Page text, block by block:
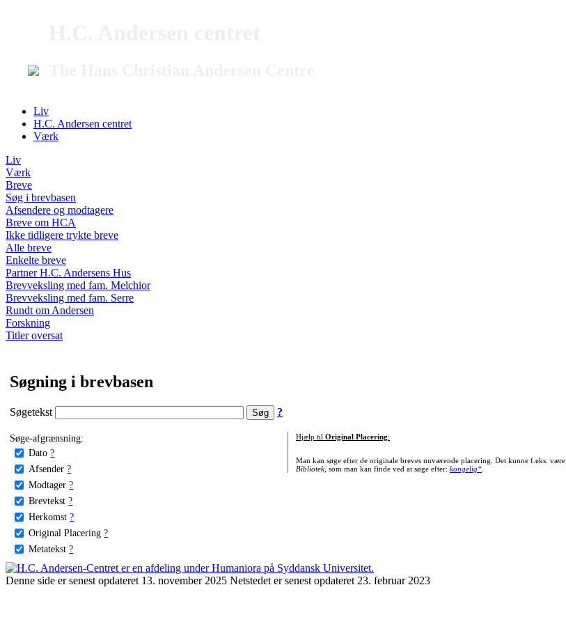
Liv
H.C. Andersen centret
Værk
Liv
Værk
Breve
Søg i brevbasen
Afsendere og modtagere
Breve om HCA
Ikke tidligere trykte breve
Alle breve
Enkelte breve
Partner H.C. Andersens Hus
Brevveksling med fam. Melchior
Brevveksling med fam. Serre
Rundt om Andersen
Forskning
Titler oversat
Søgning i brevbasen
Søgetekst ?
Søge-afgrænsning:
Dato ?
Afsender ?
Modtager ?
Brevtekst ?
Herkomst ?
Original Placering ?
Metatekst ?
Hjælp til Original Placering:
Man kan søge efter de originale breves nuværende placering. Det kunne f.eks. være
Bibliotek, som man kan finde ved at søge efter: kongelig*.
Denne side er senest opdateret 13. november 2025 Netstedet er senest opdateret 23. februar 2023